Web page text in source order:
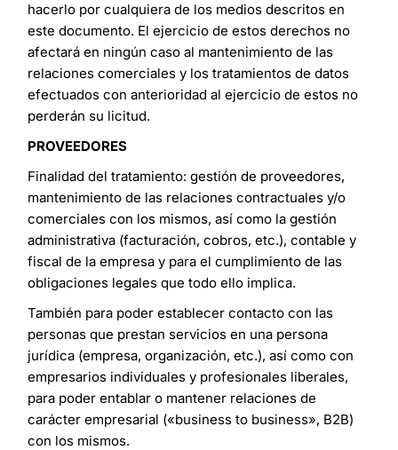
hacerlo por cualquiera de los medios descritos en
este documento. El ejercicio de estos derechos no
afectará en ningún caso al mantenimiento de las
relaciones comerciales y los tratamientos de datos
efectuados con anterioridad al ejercicio de estos no
perderán su licitud.
PROVEEDORES
Finalidad del tratamiento: gestión de proveedores,
mantenimiento de las relaciones contractuales y/o
comerciales con los mismos, así como la gestión
administrativa (facturación, cobros, etc.), contable y
fiscal de la empresa y para el cumplimiento de las
obligaciones legales que todo ello implica.
También para poder establecer contacto con las
personas que prestan servicios en una persona
jurídica (empresa, organización, etc.), así como con
empresarios individuales y profesionales liberales,
para poder entablar o mantener relaciones de
carácter empresarial («business to business», B2B)
con los mismos.